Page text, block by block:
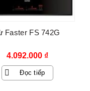
Faster FS 742G
4.092.000 ₫
Đọc tiếp